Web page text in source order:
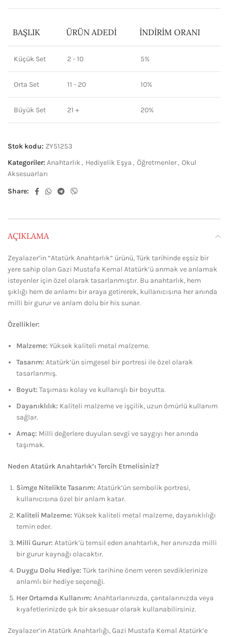
BAŞLIK ÜRÜN ADEDI İNDIRIM ORANI
Küçük Set 2 - 10 5%
Orta Set 11 - 20 10%
Büyük Set 21 + 20%
Stok kodu: ZY51253
Kategoriler: Anahtarlık , Hediyelik Eşya , Öğretmenler, Okul
Aksesuarları
Share:
AÇIKLAMA
Zeyalazer’in “Atatürk Anahtarlık” ürünü, Türk tarihinde eşsiz bir
yere sahip olan Gazi Mustafa Kemal Atatürk’ü anmak ve anlamak
isteyenler için özel olarak tasarlanmıştır. Bu anahtarlık, hem
şıklığı hem de anlamı bir araya getirerek, kullanıcısına her anında
milli bir gurur ve anlam dolu bir his sunar.
Özellikler:
Malzeme: Yüksek kaliteli metal malzeme.
Tasarım: Atatürk’ün simgesel bir portresi ile özel olarak
tasarlanmış.
Boyut: Taşıması kolay ve kullanışlı bir boyutta.
Dayanıklılık: Kaliteli malzeme ve işçilik, uzun ömürlü kullanım
sağlar.
Amaç: Milli değerlere duyulan sevgi ve saygıyı her anında
taşımak.
Neden Atatürk Anahtarlık’ı Tercih Etmelisiniz?
Simge Nitelikte Tasarım: Atatürk’ün sembolik portresi,
kullanıcısına özel bir anlam katar.
Kaliteli Malzeme: Yüksek kaliteli metal malzeme, dayanıklılığı
temin eder.
Milli Gurur: Atatürk’ü temsil eden anahtarlık, her anınızda milli
bir gurur kaynağı olacaktır.
Duygu Dolu Hediye: Türk tarihine önem veren sevdiklerinize
anlamlı bir hediye seçeneği.
Her Ortamda Kullanım: Anahtarlarınızda, çantalarınızda veya
kıyafetlerinizde şık bir aksesuar olarak kullanabilirsiniz.
Zeyalazer’in Atatürk Anahtarlığı, Gazi Mustafa Kemal Atatürk’e